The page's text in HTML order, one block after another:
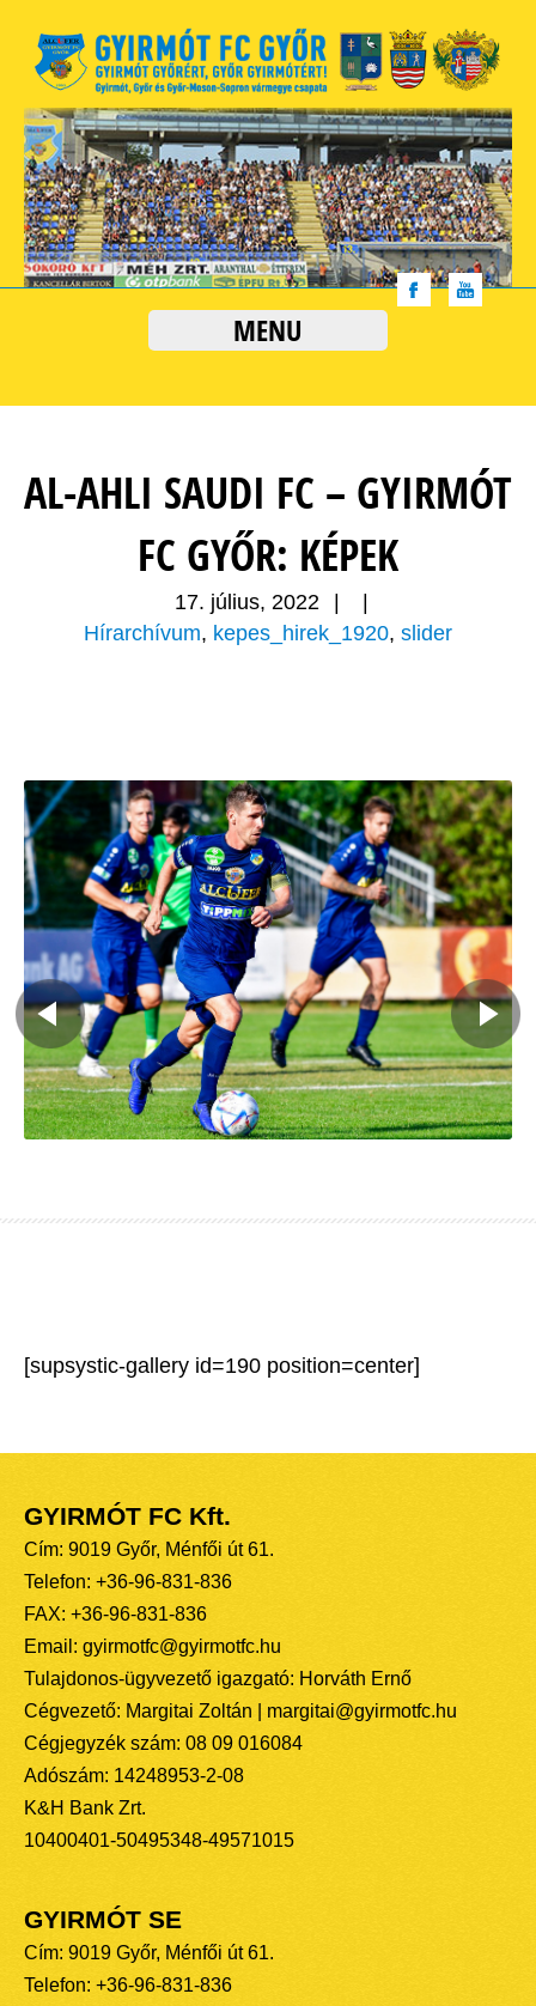
MENU
AL-AHLI SAUDI FC – GYIRMÓT
FC GYŐR: KÉPEK
17. július, 2022
Hírarchívum, kepes_hirek_1920, slider
[supsystic-gallery id=190 position=center]
GYIRMÓT FC Kft.
Cím: 9019 Győr, Ménfői út 61.
Telefon: +36-96-831-836
FAX: +36-96-831-836
Email: gyirmotfc@gyirmotfc.hu
Tulajdonos-ügyvezető igazgató: Horváth Ernő
Cégvezető: Margitai Zoltán | margitai@gyirmotfc.hu
Cégjegyzék szám: 08 09 016084
Adószám: 14248953-2-08
K&H Bank Zrt.
10400401-50495348-49571015
GYIRMÓT SE
Cím: 9019 Győr, Ménfői út 61.
Telefon: +36-96-831-836